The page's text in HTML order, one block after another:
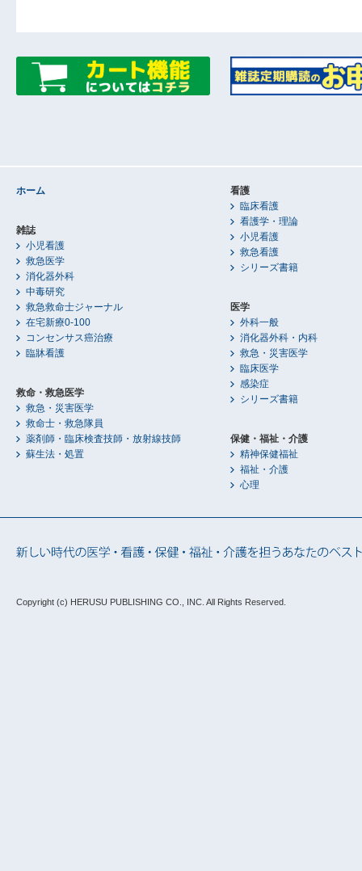
ホーム
雑誌
小児看護
救急医学
消化器外科
中毒研究
救急救命士ジャーナル
在宅新療0-100
コンセンサス癌治療
臨牀看護
救命・救急医学
救急・災害医学
救命士・救急隊員
薬剤師・臨床検査技師・放射線技師
蘇生法・処置
看護
臨床看護
看護学・理論
小児看護
救急看護
シリーズ書籍
医学
外科一般
消化器外科・内科
救急・災害医学
臨床医学
感染症
シリーズ書籍
保健・福祉・介護
精神保健福祉
福祉・介護
心理
Copyright (c) HERUSU PUBLISHING CO., INC. All Rights Reserved.